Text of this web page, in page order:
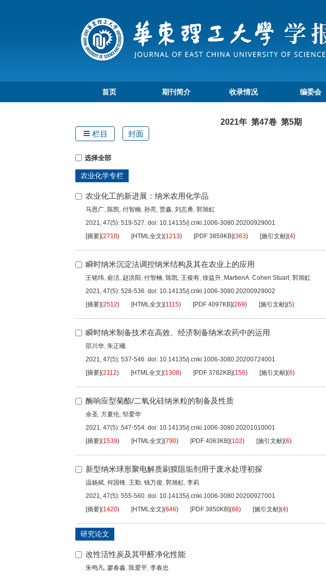
首页 期刊简介 收录情况 编委会
2021年 第47卷 第5期
栏目 封面
选择全部
农业化学专栏
农业化工的新进展：纳米农用化学品
马恩广, 陈凯, 付智楠, 孙亮, 贾鑫, 刘志勇, 郭旭虹
2021, 47(5): 519-527. doi: 10.14135/j.cnki.1006-3080.20200929001
[摘要](2710) [HTML全文](1213) [PDF 3859KB](363) [施引文献](4)
瞬时纳米沉淀法调控纳米结构及其在农业上的应用
王铭纬, 俞洁, 赵洪阳 , 付智楠, 陈凯, 王俊有, 徐益升, MartienA. Cohen Stuart, 郭旭虹
2021, 47(5): 528-536. doi: 10.14135/j.cnki.1006-3080.20200929002
[摘要](2512) [HTML全文](1115) [PDF 4097KB](269) [施引文献](5)
瞬时纳米制备技术在高效、经济制备纳米农药中的运用
邵川华, 朱正曦
2021, 47(5): 537-546. doi: 10.14135/j.cnki.1006-3080.20200724001
[摘要](2112) [HTML全文](1308) [PDF 3782KB](156) [施引文献](6)
酶响应型菊酯/二氧化硅纳米粒的制备及性质
余圣, 方夏伦, 邹爱华
2021, 47(5): 547-554. doi: 10.14135/j.cnki.1006-3080.20201010001
[摘要](1539) [HTML全文](790) [PDF 4063KB](102) [施引文献](6)
新型纳米球形聚电解质刷膜阻垢剂用于废水处理初探
温杨斌, 何国锋, 王勤, 钱万俊, 郭旭虹, 李莉
2021, 47(5): 555-560. doi: 10.14135/j.cnki.1006-3080.20200927001
[摘要](1420) [HTML全文](646) [PDF 3850KB](86) [施引文献](4)
研究论文
改性活性炭及其甲醛净化性能
朱鸣凡, 廖春鑫, 陈爱平, 李春忠